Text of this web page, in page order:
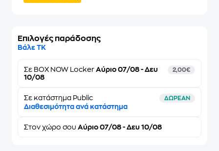
Επιλογές παράδοσης
Βάλε ΤΚ
Σε BOX NOW Locker Αύριο 07/08 - Δευ
10/08
2,00€
Σε κατάστημα Public ΔΩΡΕΑΝ
Διαθεσιμότητα ανά κατάστημα
Στον χώρο σου Αύριο 07/08 - Δευ 10/08